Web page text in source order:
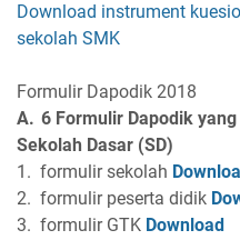
Download instrument
sekolah SMK
Formulir Dapodik 2018
A. 6 Formulir Dapodik
Sekolah Dasar (SD)
1. formulir sekolah
2. formulir peserta didik
3. formulir GTK Download